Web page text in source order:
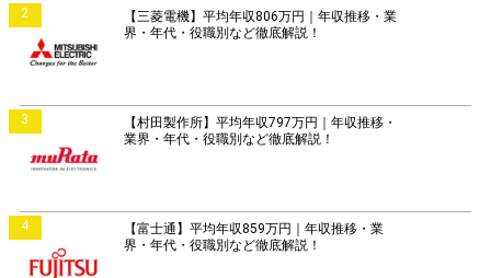
2
【三菱電機】平均年収806万円｜年収推移・業
界・年代・役職別など徹底解説！
3
【村田製作所】平均年収797万円｜年収推移・
業界・年代・役職別など徹底解説！
4
【富士通】平均年収859万円｜年収推移・業
界・年代・役職別など徹底解説！